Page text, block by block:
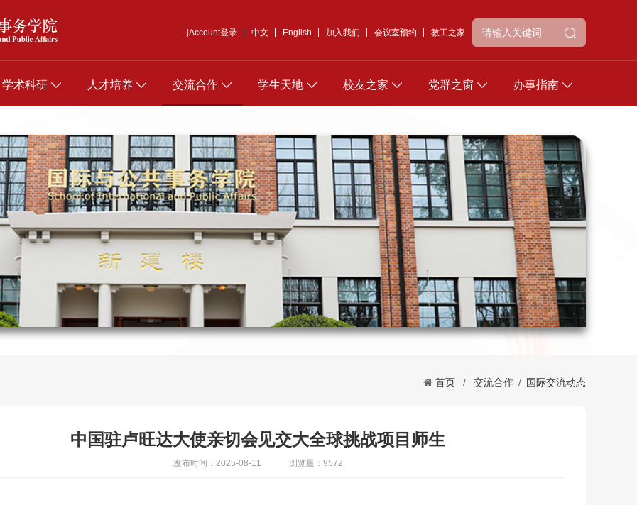
jAccount登录 中文 English 加入我们 会议室预约 教工之家
学术科研 人才培养 交流合作 学生天地 校友之家 党群之窗 办事指南
首页 / 交流合作 / 国际交流动态
中国驻卢旺达大使亲切会见交大全球挑战项目师生
发布时间：2025-08-11 浏览量：9572